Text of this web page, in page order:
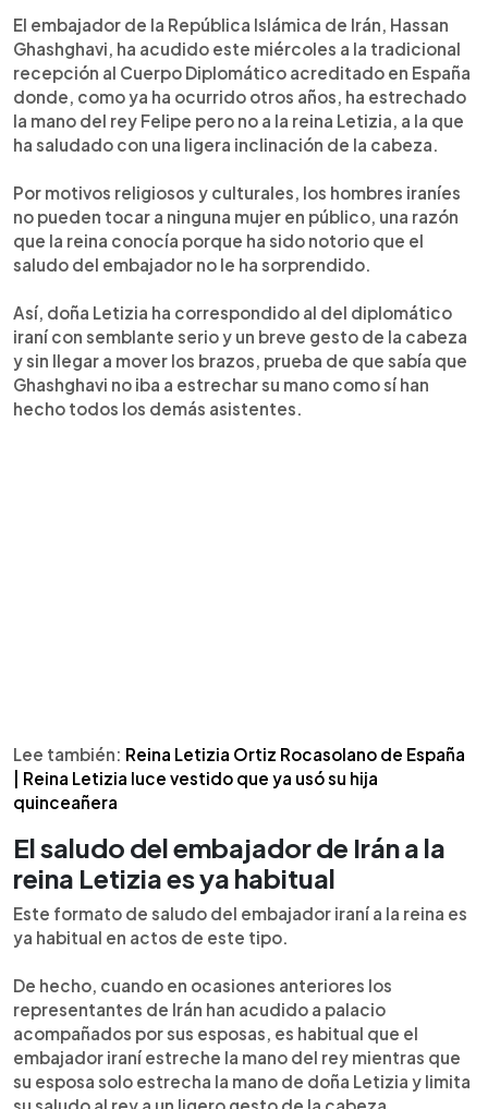
► Escuchar artículo
El embajador de la República Islámica de Irán, Hassan
Ghashghavi, ha acudido este miércoles a la tradicional
recepción al Cuerpo Diplomático acreditado en España
donde, como ya ha ocurrido otros años, ha estrechado
la mano del rey Felipe pero no a la reina Letizia, a la que
ha saludado con una ligera inclinación de la cabeza.
Por motivos religiosos y culturales, los hombres iraníes
no pueden tocar a ninguna mujer en público, una razón
que la reina conocía porque ha sido notorio que el
saludo del embajador no le ha sorprendido.
Así, doña Letizia ha correspondido al del diplomático
iraní con semblante serio y un breve gesto de la cabeza
y sin llegar a mover los brazos, prueba de que sabía que
Ghashghavi no iba a estrechar su mano como sí han
hecho todos los demás asistentes.
Lee también: Reina Letizia Ortiz Rocasolano de España
| Reina Letizia luce vestido que ya usó su hija
quinceañera
El saludo del embajador de Irán a la
reina Letizia es ya habitual
Este formato de saludo del embajador iraní a la reina es
ya habitual en actos de este tipo.
De hecho, cuando en ocasiones anteriores los
representantes de Irán han acudido a palacio
acompañados por sus esposas, es habitual que el
embajador iraní estreche la mano del rey mientras que
su esposa solo estrecha la mano de doña Letizia y limita